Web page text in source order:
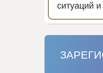
ситуаций и